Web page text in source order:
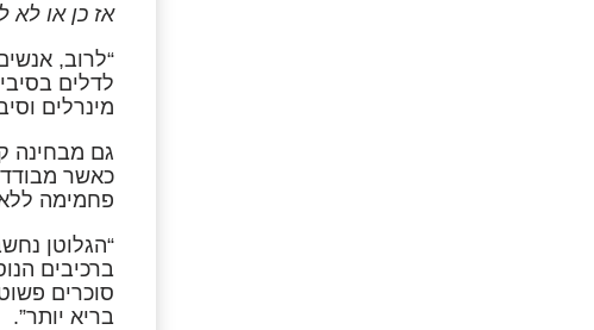
אז כן או לא
“לרוב,
לדלים
מינרלים
כאשר
פחמימה
“הגלוטן
ברכיבים
סוכרים
בריא יותר”.